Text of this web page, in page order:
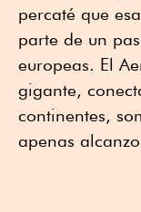
percaté que
parte de un
europeas. El
gigante,
continentes,
apenas